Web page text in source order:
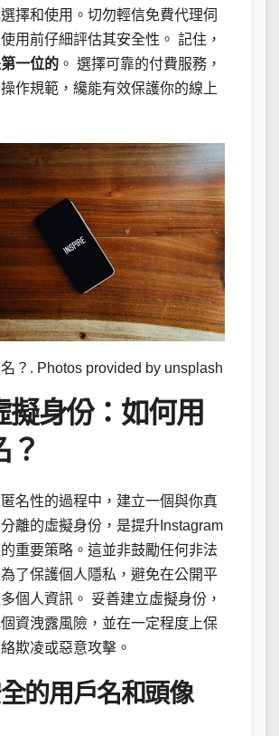
擇和使用。切勿輕信免費代理伺
用前仔細評估其安全性。 記住，
一位的 。 選擇可靠的付費服務，
作規範，纔能有效保護你的線上
？. Photos provided by unsplash
擬身份：如何用
？
名性的過程中，建立一個與你真
離的虛擬身份，是提升Instagram
重要策略。這並非鼓勵任何非法
了保護個人隱私，避免在公開平
個人資訊。 妥善建立虛擬身份，
資洩露風險，並在一定程度上保
欺凌或惡意攻擊。
的用戶名和頭像